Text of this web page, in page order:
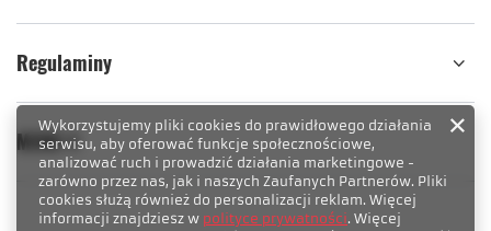
Regulaminy
MENU 4
Wykorzystujemy pliki cookies do prawidłowego działania
serwisu, aby oferować funkcje społecznościowe,
analizować ruch i prowadzić działania marketingowe -
zarówno przez nas, jak i naszych Zaufanych Partnerów. Pliki
cookies służą również do personalizacji reklam. Więcej
informacji znajdziesz w polityce prywatności. Więcej